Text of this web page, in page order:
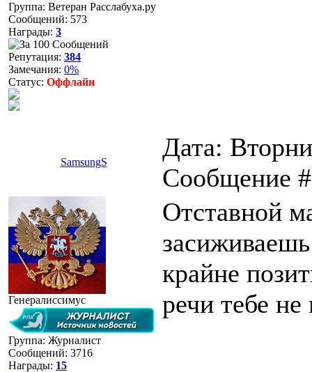
Группа: Ветеран Расслабуха.ру
Сообщений: 573
Награды: 3
Репутация: 384
Замечания: 0%
Статус: Оффлайн
SamsungS
Дата:
Сообщение
Генералиссимус
Группа: Журналист
Сообщений: 3716
Награды: 15
Отставной
крайне
речи тебе